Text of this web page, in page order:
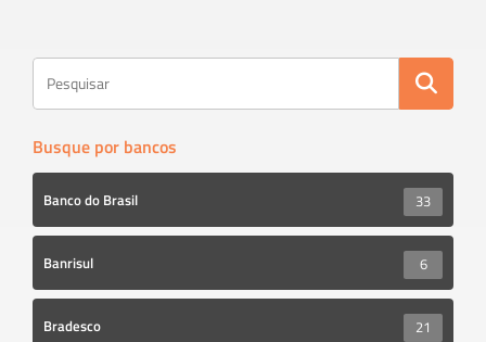
Busque por bancos
Banco do Brasil 33
Banrisul 6
Bradesco 21